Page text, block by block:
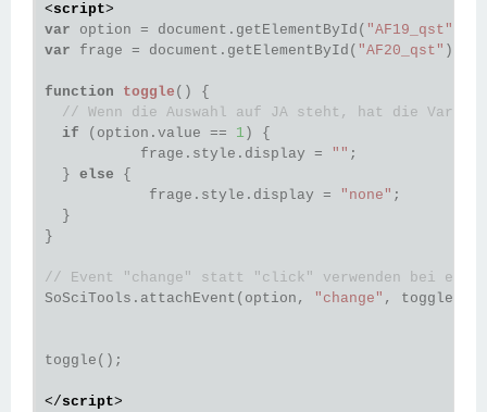
<script>
var option = document.getElementById( "AF19_qst"
var frage = document.getElementById( "AF20_qst" );
function toggle ()
{
// Wenn die Auswahl auf JA steht, hat die
if (option.value == 1 ) {
           frage.style.display =
"" ;
  }
else {
            frage.style.display =
"none" ;
  }
}
// Event "change" statt "click" verwenden bei
SoSciTools.attachEvent(option,
"change" , toggle);
toggle();
</script>